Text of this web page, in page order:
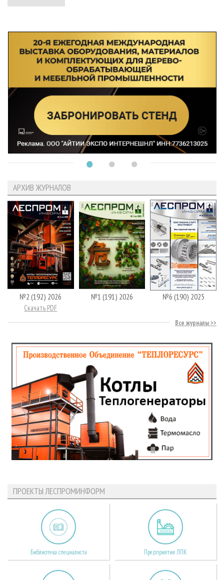
АРХИВ ЖУРНАЛОВ
№2 (192) 2026
Скачать PDF
№1 (191) 2026 №6 (190) 2025
Все журналы
ПРОЕКТЫ ЛЕСПРОМИНФОРМ
Библиотека специалиста Предприятия ЛПК